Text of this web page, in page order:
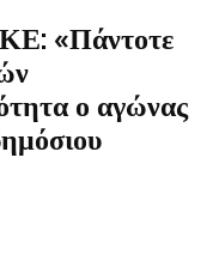
«Πάντοτε
ο αγώνας